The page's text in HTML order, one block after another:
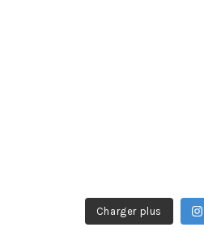
Charger plus